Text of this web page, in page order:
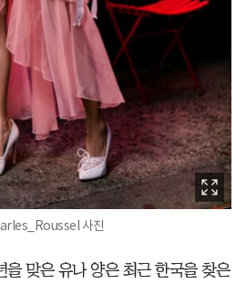
사진
을 맞은 유나 양은 최근 한국을 찾은